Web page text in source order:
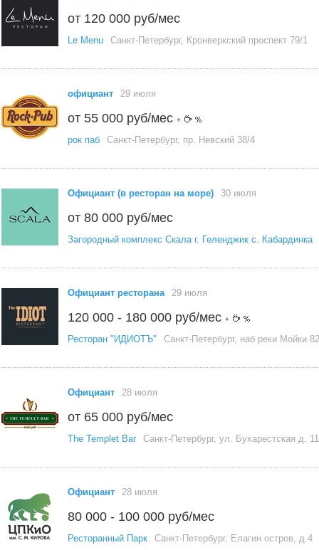
от 120 000 руб/мес
Le Menu Санкт-Петербург, Кронверкский проспект 79/1
официант 29 июля
от 55 000 руб/мес +
рок паб Санкт-Петербург, пр. Невский 38/4
Официант (в ресторан на море) 30 июля
от 80 000 руб/мес
Загородный комплекс Скала г. Геленджик с. Кабардинка
Официант ресторана 29 июля
120 000 - 180 000 руб/мес +
Ресторан "ИДИОТЪ" Санкт-Петербург, наб реки Мойки 82
Официант 28 июля
от 65 000 руб/мес
The Templet Bar Санкт-Петербург, ул. Бухарестская д.
Официант 28 июля
80 000 - 100 000 руб/мес
Ресторанный Парк Санкт-Петербург, Елагин остров, д.4